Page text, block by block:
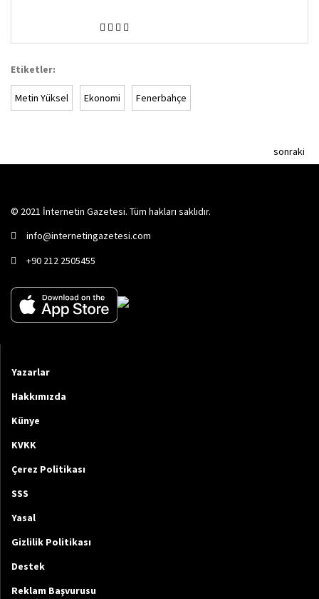
Etiketler:
Metin Yüksel Ekonomi Fenerbahçe
sonraki
© 2021 İnternetin Gazetesi. Tüm hakları saklıdır.
info@internetingazetesi.com
+90 212 2505455
Yazarlar
Hakkımızda
Künye
KVKK
Çerez Politikası
SSS
Yasal
Gizlilik Politikası
Destek
Reklam Başvurusu